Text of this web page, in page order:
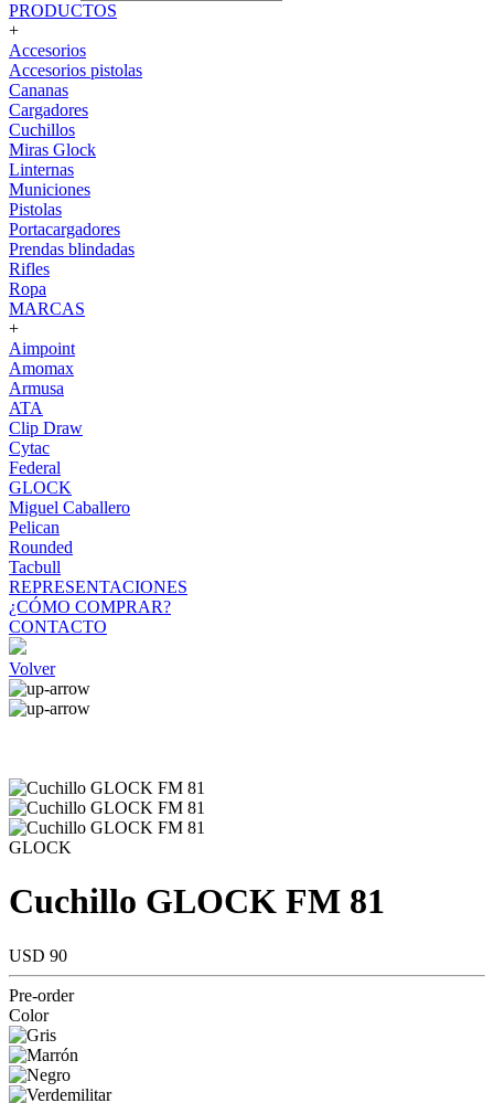
PRODUCTOS
+
Accesorios
Accesorios pistolas
Cananas
Cargadores
Cuchillos
Miras Glock
Linternas
Municiones
Pistolas
Portacargadores
Prendas blindadas
Rifles
Ropa
MARCAS
+
Aimpoint
Amomax
Armusa
ATA
Clip Draw
Cytac
Federal
GLOCK
Miguel Caballero
Pelican
Rounded
Tacbull
REPRESENTACIONES
¿CÓMO COMPRAR?
CONTACTO
Volver
GLOCK
Cuchillo GLOCK FM 81
USD 90
Pre-order
Color